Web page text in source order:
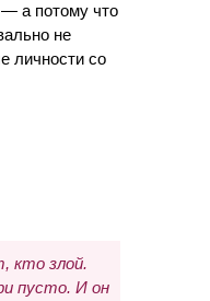
кто злой.
пусто. И он
— а потому что
не
личности со